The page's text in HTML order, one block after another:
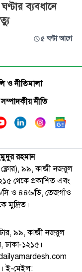
ব্যবধানে
৫ ঘণ্টা আগে
ও নীতিমালা
সম্পাদকীয় নীতি
রহমান
ফ্লোর), ৯৯, কাজী নজরুল
থেকে প্রকাশিত এবং
সি ও ৪৪৬/ডি, তেজগাঁও
মুদ্রিত।
৯৯, কাজী নজরুল
ঢাকা-১২১৫।
ই-মেইল: